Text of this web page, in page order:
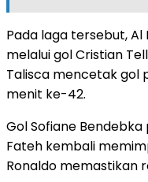
Pada laga tersebut,
melalui gol Cristian
Talisca mencetak gol
menit ke-42.
Gol Sofiane
Fateh kembali
Ronaldo memastikan